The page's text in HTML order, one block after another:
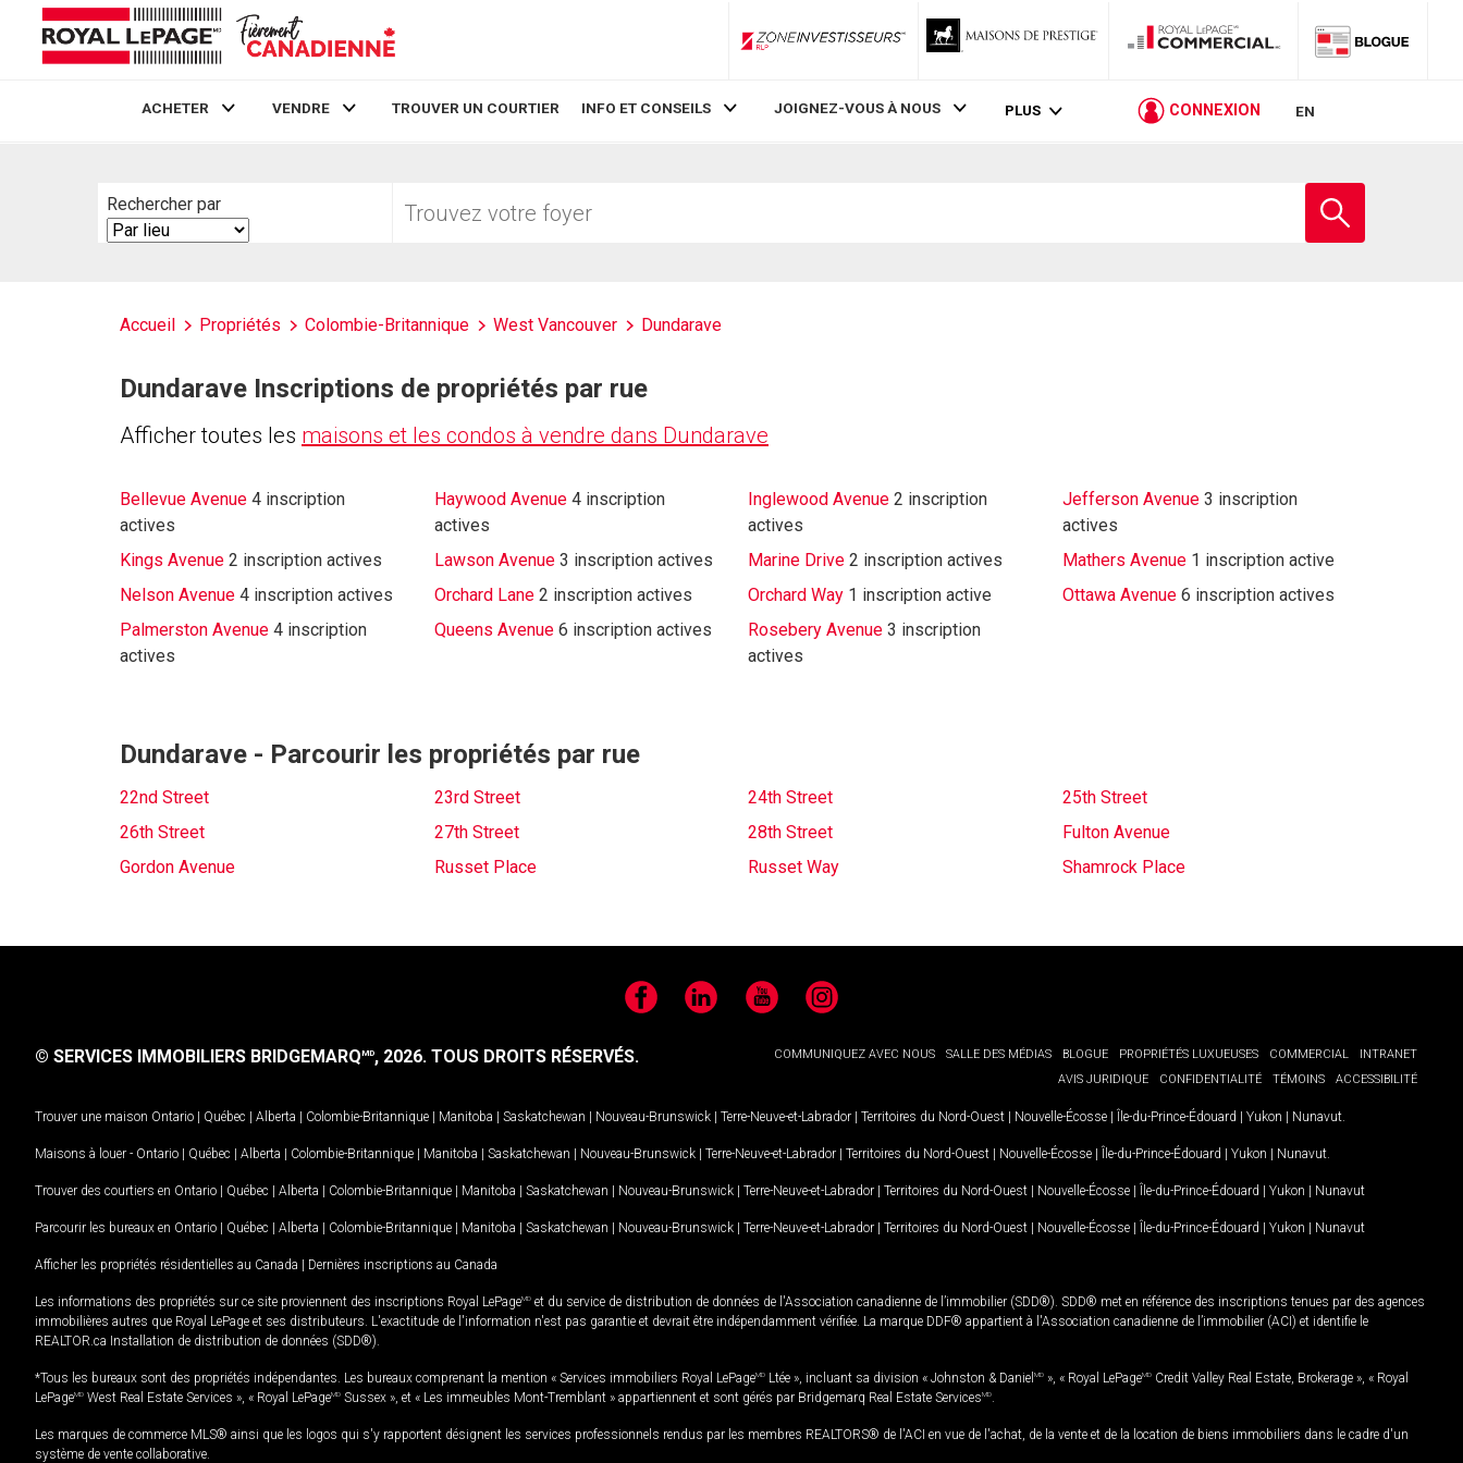
ZoneInvestisseurs RLP
ACHETER VENDRE TROUVER UN COURTIER INFO ET CONSEILS JOIGNEZ-VOUS À NOUS PLUS CONNEXION EN
Rechercher par
Search
By
votre
Accueil Propriétés Colombie-Britannique West Vancouver Dundarave
Dundarave Inscriptions de propriétés par rue
Afficher toutes les maisons et les condos à vendre dans Dundarave
Bellevue Avenue 4 inscription
actives
Haywood Avenue 4 inscription
actives
Inglewood Avenue 2 inscription
actives
Jefferson Avenue 3 inscription
actives
Kings Avenue 2 inscription actives Lawson Avenue 3 inscription actives Marine Drive 2 inscription actives Mathers Avenue 1 inscription active
Nelson Avenue 4 inscription actives Orchard Lane 2 inscription actives Orchard Way 1 inscription active Ottawa Avenue 6 inscription actives
Palmerston Avenue 4 inscription
actives
Queens Avenue 6 inscription actives Rosebery Avenue 3 inscription
actives
Dundarave - Parcourir les propriétés par rue
22nd Street 23rd Street 24th Street
25th Street
26th Street
27th Street 28th Street
Fulton Avenue
Gordon Avenue
Russet Place Russet Way Shamrock Place
FacebookLinkedIn YouTubeInstagram
COMMUNIQUEZ AVEC NOUS SALLE DES MÉDIAS BLOGUE PROPRIÉTÉS LUXUEUSES COMMERCIAL
INTRANET
AVIS JURIDIQUE
CONFIDENTIALITÉ TÉMOINS ACCESSIBILITÉ
© SERVICES IMMOBILIERS BRIDGEMARQMD, 2026. TOUS DROITS RÉSERVÉS.
Trouver une maison Ontario | Québec | Alberta | Colombie-Britannique | Manitoba | Saskatchewan | Nouveau-Brunswick | Terre-Neuve-et-Labrador | Territoires du Nord-Ouest | Nouvelle-Écosse | Île-du-Prince-Édouard | Yukon | Nunavut
Maisons à louer - Ontario | Québec | Alberta | Colombie-Britannique | Manitoba | Saskatchewan | Nouveau-Brunswick | Terre-Neuve-et-Labrador | Territoires du Nord-Ouest | Nouvelle-Écosse | Île-du-Prince-Édouard | Yukon | Nunavut
Trouver des courtiers en Ontario | Québec | Alberta | Colombie-Britannique | Manitoba | Saskatchewan | Nouveau-Brunswick | Terre-Neuve-et-Labrador | Territoires du Nord-Ouest | Nouvelle-Écosse | Île-du-Prince-Édouard | Yukon | Nunavut
Parcourir les bureaux en Ontario | Québec | Alberta | Colombie-Britannique | Manitoba | Saskatchewan | Nouveau-Brunswick | Terre-Neuve-et-Labrador | Territoires du Nord-Ouest | Nouvelle-Écosse | Île-du-Prince-Édouard | Yukon | Nunavut
Afficher les propriétés résidentielles au Canada | Dernières inscriptions au Canada
Les informations des propriétés sur ce site proviennent des inscriptions Royal LePageMD et du service de distribution de données de l'Association canadienne de l’immobilier (SDD®). SDD® met en référence des inscriptions tenues par des agences
immobilières autres que Royal LePage et ses distributeurs. L'exactitude de l'information n'est pas garantie et devrait être indépendamment vérifiée. La marque DDF® appartient à l'Association canadienne de l’immobilier (ACI) et identifie le
REALTOR.ca Installation de distribution de données (SDD®).
*Tous les bureaux sont des propriétés indépendantes. Les bureaux comprenant la mention « Services immobiliers Royal LePageMD Ltée », incluant sa division « Johnston & Daniel MD », « Royal LePageMD Credit Valley Real Estate, Brokerage », « Royal
LePageMD West Real Estate Services », « Royal LePageMD Sussex », et « Les immeubles Mont-Tremblant » appartiennent et sont gérés par Bridgemarq Real Estate ServicesMD
Les marques de commerce MLS® ainsi que les logos qui s'y rapportent désignent les services professionnels rendus par les membres REALTORS® de l'ACI en vue de l'achat, de la vente et de la location de biens immobiliers dans le cadre d'un
système de vente collaborative.